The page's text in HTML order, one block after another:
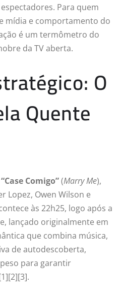
Para quem
mídia e comportamento do
é um termômetro do
da TV aberta.
O
Quente
“Case Comigo”(Marry Me),
Lopez, Owen Wilson e
às 22h25, logo após a
lançado originalmente em
que combina música,
de autodescoberta,
para garantir